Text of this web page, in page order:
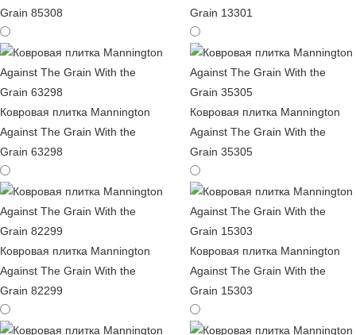
Grain 85308
Grain 13301
Ковровая плитка Mannington
Against The Grain With the
Grain 63298
Ковровая плитка Mannington
Against The Grain With the
Grain 35305
Ковровая плитка Mannington
Against The Grain With the
Grain 82299
Ковровая плитка Mannington
Against The Grain With the
Grain 15303